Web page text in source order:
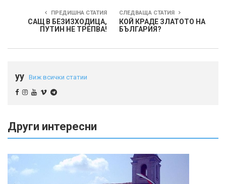
ПРЕДИШНА СТАТИЯ
САЩ В БЕЗИЗХОДИЦА,
ПУТИН НЕ ТРЕПВА!
СЛЕДВАЩА СТАТИЯ
КОЙ КРАДЕ ЗЛАТОТО НА
БЪЛГАРИЯ?
yy Виж всички статии
Други интересни